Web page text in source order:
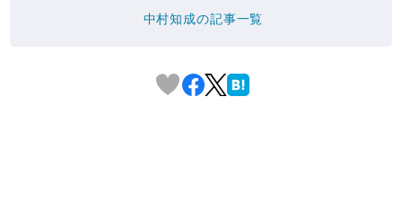
中村知成の記事一覧